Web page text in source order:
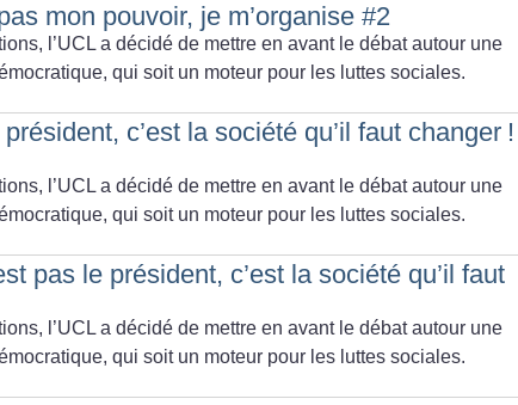
mon pouvoir, je m’organise #2
l’UCL a décidé de mettre en avant le débat autour une
qui soit un moteur pour les luttes sociales.
c’est la société qu’il faut changer !
l’UCL a décidé de mettre en avant le débat autour une
qui soit un moteur pour les luttes sociales.
pas le président, c’est la société qu’il faut
l’UCL a décidé de mettre en avant le débat autour une
qui soit un moteur pour les luttes sociales.